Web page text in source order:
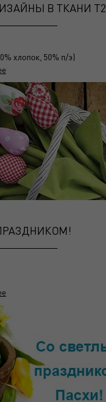
В ТКАНИ Т2
хлопок, 50% п/э)